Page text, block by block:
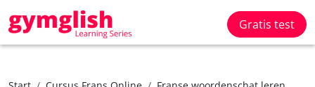
Gratis test